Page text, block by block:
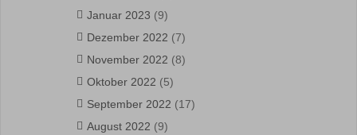
Januar 2023 (9)
Dezember 2022 (7)
November 2022 (8)
Oktober 2022 (5)
September 2022 (17)
August 2022 (9)